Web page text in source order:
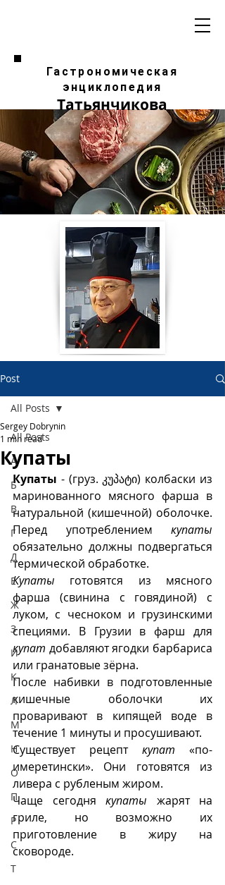
Гастрономическая
энциклопедия
Татьянчикова
Post
All Posts
А
Б
В
Г
Д
Е
Ж
З
И
К
Л
М
Н
О
П
Р
С
Т
All Posts
Купаты
Sergey Dobrynin
1 min read
Купаты - (груз. კუპატი) колбаски из
маринованного мясного фарша в
натуральной (кишечной) оболочке.
Перед употреблением купаты
обязательно должны подвергаться
термической обработке.
Купаты готовятся из мясного
фарша (свинина с говядиной) с
луком, с чесноком и грузинскими
купат добавляют ягодки барбариса
или гранатовые зёрна.
После набивки в подготовленные
кишечные оболочки их
проваривают в кипящей воде в
течение 1 минуты и просушивают.
Существует рецепт купат «по-
имеретински». Они готовятся из
ливера с рубленым жиром.
Чаще сегодня купаты жарят на
гриле, но возможно их
приготовление в жиру на
сковороде.